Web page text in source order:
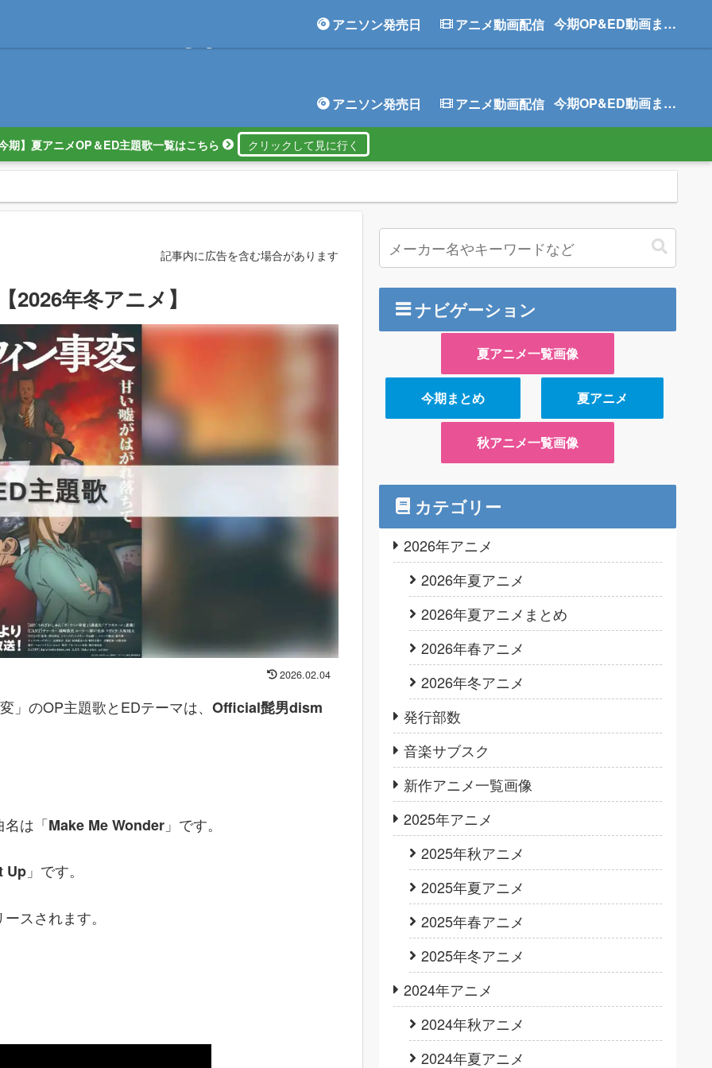
アニソン発売日 アニメ動画配信 今期OP&ED動画まとめ
アニソン発売日 アニメ動画配信 今期OP&ED動画まとめ
期】夏アニメOP＆ED主題歌一覧はこちら
記事内に広告を含む場合があります
2026年冬アニメ】
2026.02.04
のOP主題歌とEDテーマは、 Official髭男dism
名は「Make Me Wonder 」です。
Up 」です。
スされます。
ナビゲーション
夏アニメ一覧画像
今期まとめ 夏アニメ
秋アニメ一覧画像
カテゴリー
2026年アニメ
2026年夏アニメ
2026年夏アニメまとめ
2026年春アニメ
2026年冬アニメ
発行部数
音楽サブスク
新作アニメ一覧画像
2025年アニメ
2025年秋アニメ
2025年夏アニメ
2025年春アニメ
2025年冬アニメ
2024年アニメ
2024年秋アニメ
2024年夏アニメ